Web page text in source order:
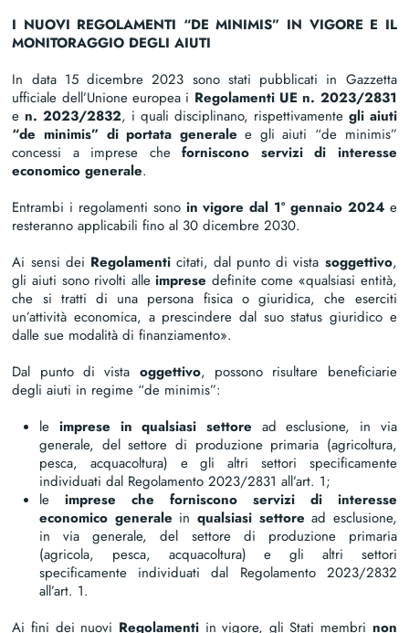
I NUOVI REGOLAMENTI “DE MINIMIS” IN VIGORE E IL
MONITORAGGIO DEGLI AIUTI
In data 15 dicembre 2023 sono stati pubblicati in Gazzetta
ufficiale dell’Unione europea i Regolamenti UE n. 2023/2831
en. 2023/2832, i quali disciplinano, rispettivamente gli aiuti
“de minimis” di portata generale e gli aiuti “de minimis”
concessi a imprese cheforniscono servizi di interesse
economico generale.
Entrambi i regolamenti sono in vigore dal 1° gennaio 2024e
resteranno applicabili fino al 30 dicembre 2030.
Ai sensi dei Regolamenticitati, dal punto di vista soggettivo,
gli aiuti sono rivolti alleimprese definite come «qualsiasi entità,
che si tratti di una persona fisica o giuridica, che eserciti
un’attività economica, a prescindere dal suo status giuridico e
dalle sue modalità di finanziamento».
Dal punto di vista oggettivo, possono risultare beneficiarie
degli aiuti in regime “de minimis”:
leimprese in qualsiasi settore ad esclusione, in via
generale, del settore di produzione primaria (agricoltura,
pesca, acquacoltura) e gli altri settori specificamente
individuati dal Regolamento 2023/2831 all’art. 1;
leimprese che forniscono servizi di interesse
economico generale inqualsiasi settore ad esclusione,
in via generale, del settore di produzione primaria
(agricola, pesca, acquacoltura) e gli altri settori
specificamente individuati dal Regolamento 2023/2832
all’art. 1.
Ai fini dei nuovi Regolamentiin vigore, gli Stati membri non